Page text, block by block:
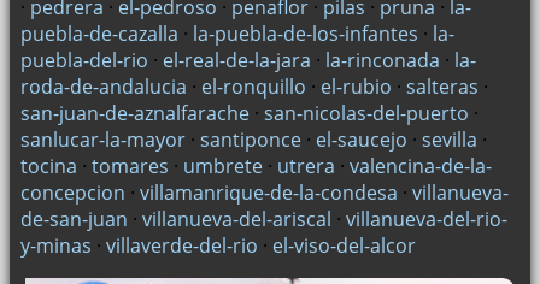
· pedrera · el-pedroso · penaflor· pilas · pruna · la-
puebla-de-cazalla · la-puebla-de-los-infantes · la-
puebla-del-rio · el-real-de-la-jara · la-rinconada · la-
roda-de-andalucia · el-ronquillo · el-rubio · salteras ·
san-juan-de-aznalfarache· san-nicolas-del-puerto ·
sanlucar-la-mayor· santiponce· el-saucejo · sevilla ·
tocina · tomares · umbrete· utrera · valencina-de-la-
concepcion · villamanrique-de-la-condesa · villanueva-
de-san-juan · villanueva-del-ariscal · villanueva-del-rio-
y-minas · villaverde-del-rio · el-viso-del-alcor